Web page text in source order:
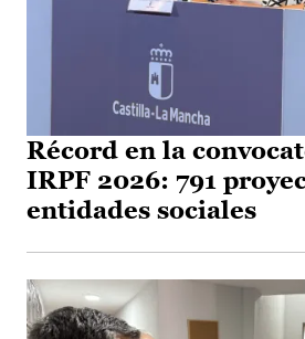
Récord en la
IRPF 2026: 791
entidades sociales